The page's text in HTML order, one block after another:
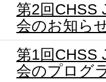
第2回CHSS
会のお知ら
第1回CHSS
会のプログ